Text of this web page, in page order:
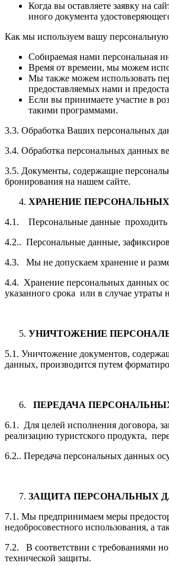
Когда вы оставляете заявку на
иного документа
Как мы используем вашу
Собираемая нами персональная
Время от времени, мы можем
Мы также можем использовать
предоставляемых нами и
Если вы принимаете участие в
такими программами.
3.3. Обработка Ваших персональных
3.4. Обработка персональных данных
3.5. Документы, содержащие
бронирования на нашем сайте.
ХРАНЕНИЕ
4.1. Персональные данные проходить
4.2.. Персональные данные,
4.3. Мы не допускаем хранение и
4.4. Хранение персональных данных
указанного срока или в случае утраты
УНИЧТОЖЕНИЕ
5.1. Уничтожение документов,
данных, производится путем
ПЕРЕДАЧА
6.1. Для целей исполнения договора,
реализацию туристского продукта,
6.2.. Передача персональных данных
ЗАЩИТА ПЕРСОНАЛЬНЫХ
7.1. Мы предпринимаем меры
недобросовестного использования, а
7.2. В соответствии с требованиями
технической защиты.